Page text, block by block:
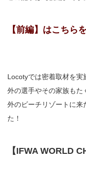
【前編】はこちら
Locotyでは密着取材を
外の選手やその家族も
外のビーチリゾートに来
た！
【IFWA WORLD